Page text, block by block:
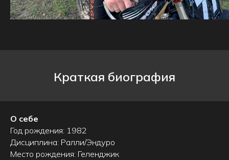
Краткая биография
О себе
Год рождения: 1982
Дисциплина: Ралли/Эндуро
Место рождения: Геленджик